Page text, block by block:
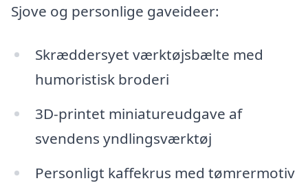
Sjove og personlige gaveideer:
Skræddersyet værktøjsbælte med
humoristisk broderi
3D-printet miniatureudgave af
svendens yndlingsværktøj
Personligt kaffekrus med tømrermotiv